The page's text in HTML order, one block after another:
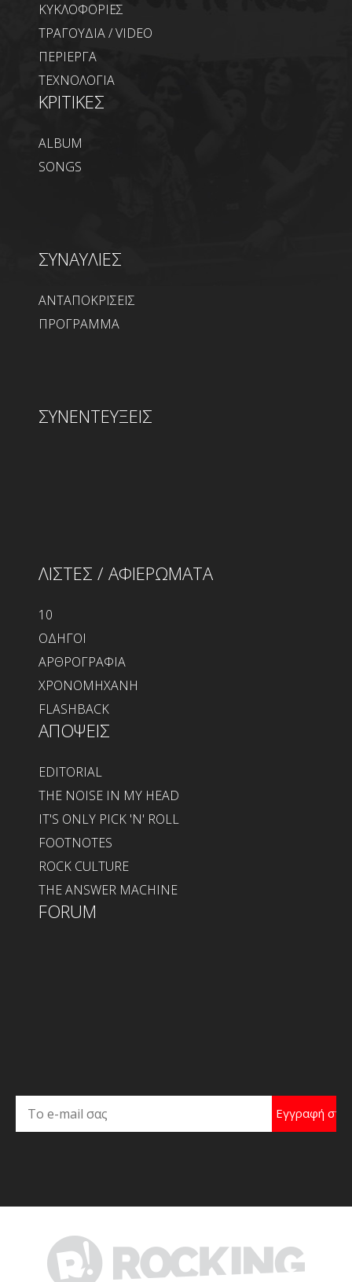
ΚΥΚΛΟΦΟΡΙΕΣ
ΤΡΑΓΟΥΔΙΑ / VIDEO
ΠΕΡΙΕΡΓΑ
ΤΕΧΝΟΛΟΓΙΑ
ΚΡΙΤΙΚΕΣ
ALBUM
SONGS
ΣΥΝΑΥΛΙΕΣ
ΑΝΤΑΠΟΚΡΙΣΕΙΣ
ΠΡΟΓΡΑΜΜΑ
ΣΥΝΕΝΤΕΥΞΕΙΣ
ΛΙΣΤΕΣ / ΑΦΙΕΡΩΜΑΤΑ
10
ΟΔΗΓΟΙ
ΑΡΘΡΟΓΡΑΦΙΑ
ΧΡΟΝΟΜΗΧΑΝΗ
FLASHBACK
ΑΠΟΨΕΙΣ
EDITORIAL
THE NOISE IN MY HEAD
IT'S ONLY PICK 'N' ROLL
FOOTNOTES
ROCK CULTURE
THE ANSWER MACHINE
FORUM